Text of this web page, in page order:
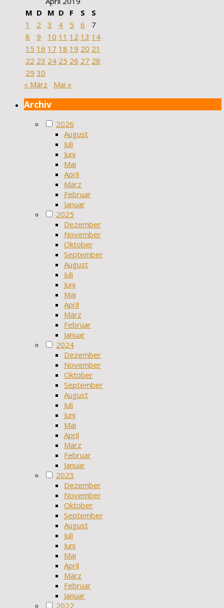
M D M D F S
S
1
2 3 4 5 6
7
8
9 10 11 12 13 14
15 16 17 18 19 20 21
22 23 24 25 26 27 28
29 30
« März
Mai »
Archiv
2026
August
Juli
Juni
Mai
April
März
Februar
Januar
2025
Dezember
November
Oktober
September
August
Juli
Juni
Mai
April
März
Februar
Januar
2024
Dezember
November
Oktober
September
August
Juli
Juni
Mai
April
März
Februar
Januar
2023
Dezember
November
Oktober
September
August
Juli
Juni
Mai
April
März
Februar
Januar
2022